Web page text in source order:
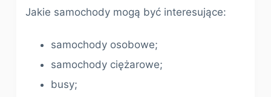
Jakie samochody mogą być interesujące:
samochody osobowe;
samochody ciężarowe;
busy;